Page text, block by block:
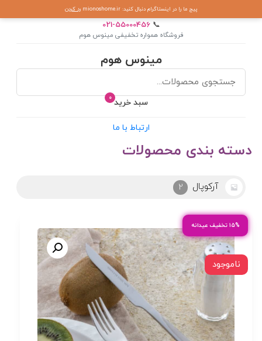
پیج ما را در اینستاگرام دنبال کنید: mionoshome.ir رد کردن
📞
021-55000456
فروشگاه همواره تخفیفی مینوس هوم
مینوس هوم
0 سبد خرید
ارتباط با ما
دسته بندی محصولات
آرکوپال 2
۱۵% تخفیف عیدانه
ناموجود